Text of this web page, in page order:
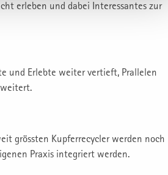
erleben und dabei Interessantes zur
und Erlebte weiter vertieft, Prallelen
grössten Kupferrecycler werden noch
Praxis integriert werden.